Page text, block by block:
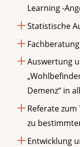
Learning -
Statistische
Auswertung
Demenz“ in
Referate
zu
Entwicklung